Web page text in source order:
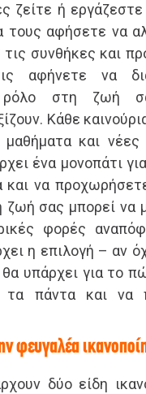
ζείτε ή
αφήσετε να
συνθήκες και
αφήνετε να
ρόλο στη ζωή
Κάθε
και νέες
ένα μονοπάτι
και να
σας μπορεί να
φορές
η επιλογή – αν
υπάρχει για το
τα πάντα και να
φευγαλέα
δύο είδη